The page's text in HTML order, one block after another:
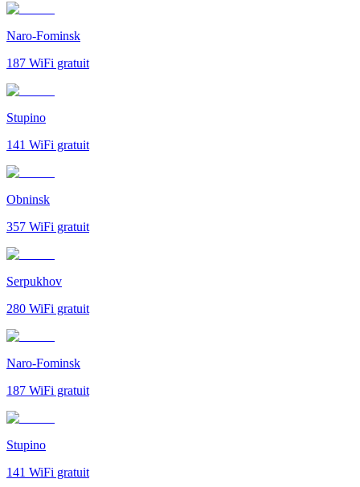
Naro-Fominsk
187 WiFi gratuit
Stupino
141 WiFi gratuit
Obninsk
357 WiFi gratuit
Serpukhov
280 WiFi gratuit
Naro-Fominsk
187 WiFi gratuit
Stupino
141 WiFi gratuit